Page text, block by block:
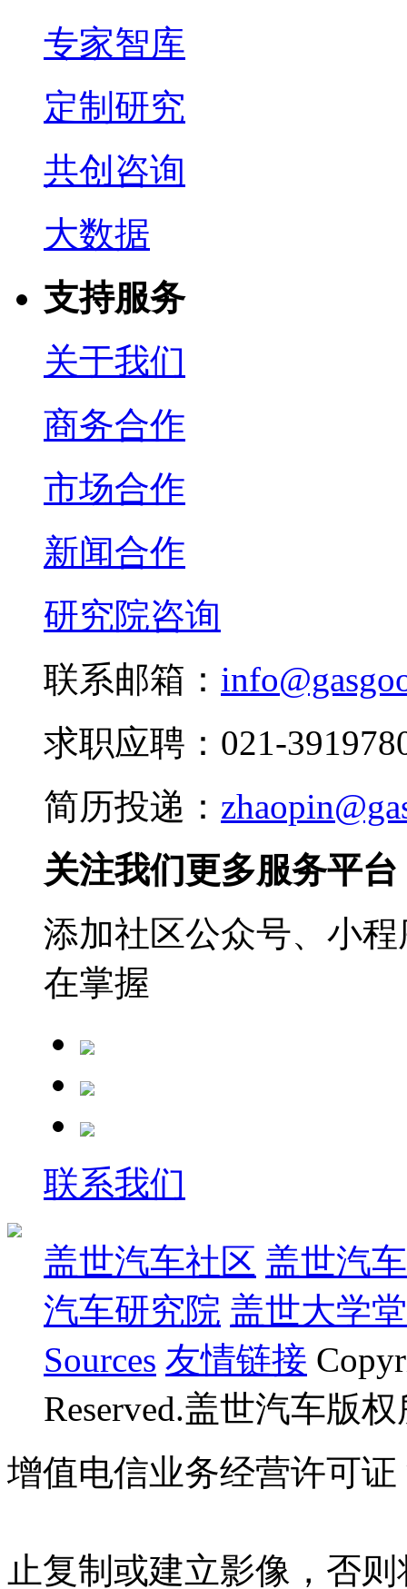
专家智库
定制研究
共创咨询
大数据
支持服务
关于我们
商务合作
市场合作
新闻合作
研究院咨询
联系邮箱：
求职应聘：021-
简历投递：
关注我们更多服务平台
添加社区公众号、小
在掌握
联系我们
盖世汽车社区 盖世汽
汽车研究院 盖世大学堂
Sources 友情链接
Reserved.盖世汽车版
增值电信业务经营许可证
止复制或建立影像，否